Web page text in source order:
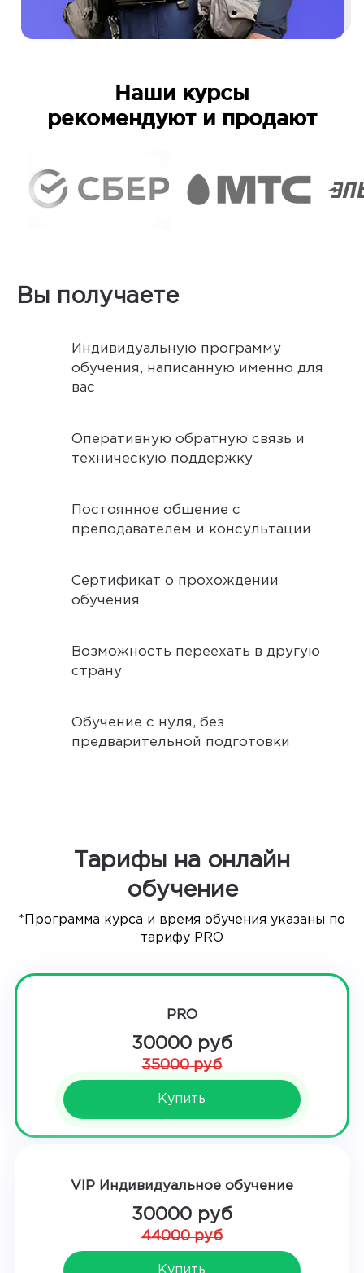
Наши курсы
рекомендуют и продают
Вы получаете
Индивидуальную программу
обучения, написанную именно для
вас
Оперативную обратную связь и
техническую поддержку
Постоянное общение с
преподавателем и консультации
Сертификат о прохождении
обучения
Возможность переехать в другую
страну
Обучение с нуля, без
предварительной подготовки
Тарифы на онлайн
обучение
*Программа курса и время обучения указаны по
тарифу PRO
PRO
30000 руб
35000 руб
Купить
VIP Индивидуальное обучение
30000 руб
44000 руб
Купить